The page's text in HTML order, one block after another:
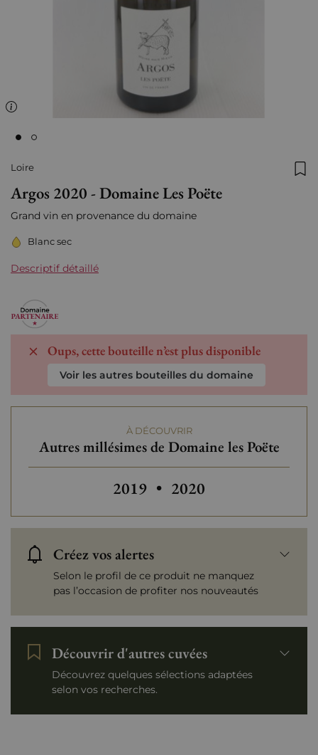
Loire
Argos 2020 - Domaine Les Poëte
Grand vin en provenance du domaine
Blanc sec
Descriptif détaillé
Oups, cette bouteille n’est plus disponible
Voir les autres bouteilles du domaine
À DÉCOUVRIR
Autres millésimes de Domaine les Poëte
Autres millésimes de Domaine
2019 • Autres millésimes de
2020
Créez vos alertes
Selon le profil de ce produit ne manquez
pas l’occasion de profiter nos nouveautés
Découvrir d'autres cuvées
Découvrez quelques sélections adaptées
selon vos recherches.